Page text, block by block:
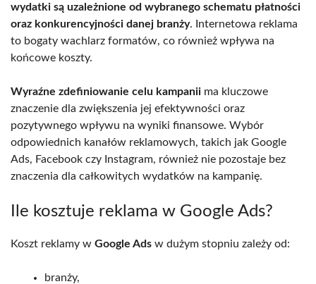
wydatki są uzależnione od wybranego schematu płatności
oraz konkurencyjności danej branży. Internetowa reklama
to bogaty wachlarz formatów, co również wpływa na
końcowe koszty.
Wyraźne zdefiniowanie celu kampanii ma kluczowe
znaczenie dla zwiększenia jej efektywności oraz
pozytywnego wpływu na wyniki finansowe. Wybór
odpowiednich kanałów reklamowych, takich jak Google
Ads, Facebook czy Instagram, również nie pozostaje bez
znaczenia dla całkowitych wydatków na kampanię.
Ile kosztuje reklama w Google Ads?
Koszt reklamy w Google Ads w dużym stopniu zależy od:
branży,